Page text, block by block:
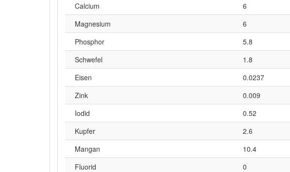
Calcium
6
Magnesium
6
Phosphor
5.8
Schwefel
1.8
Eisen
0.0237
Zink
0.009
Iodid
0.52
Kupfer
2.6
Mangan
10.4
Fluorid
0